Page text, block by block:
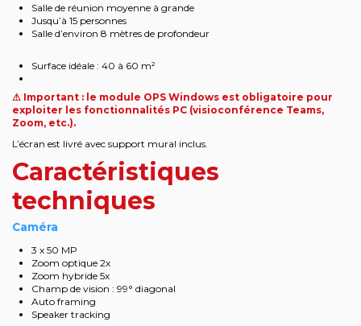
Salle de réunion moyenne à grande
Jusqu’à 15 personnes
Salle d’environ 8 mètres de profondeur
Surface idéale : 40 à 60 m²
⚠ Important : le module OPS Windows est obligatoire pour
exploiter les fonctionnalités PC (visioconférence Teams,
Zoom, etc.).
L’écran est livré avec support mural inclus.
Caractéristiques
techniques
Caméra
3 x 50 MP
Zoom optique 2x
Zoom hybride 5x
Champ de vision : 99° diagonal
Auto framing
Speaker tracking